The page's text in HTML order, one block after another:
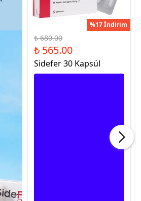
%17 İndirim
₺ 680.00
₺ 565.00
Sidefer 30 Kapsül